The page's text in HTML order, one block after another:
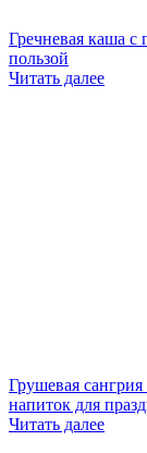
Гречневая каша с
пользой
Читать далее
Грушевая
напиток для
Читать далее